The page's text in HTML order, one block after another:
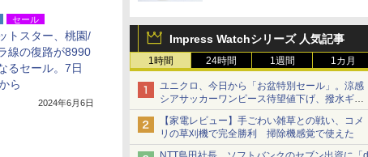
Impress Watchシリーズ 人気記事
1時間 24時間 1週間 1カ月
ユニクロ、今日から「お盆特別セール」。涼感
シアサッカーワンピース待望値下げ、撥水ギア
ショーツは1990円に
【家電レビュー】手ごわい雑草との戦い、コメ
リの草刈機で完全勝利 掃除機感覚で使えた
セール
トスター、桃園/
線の復路が8990
るセール。7日
ら
2024年6月6日